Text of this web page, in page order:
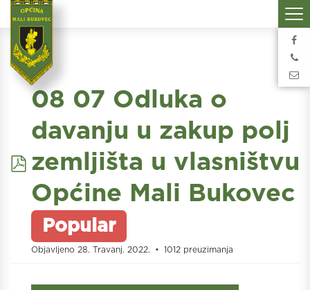
pdf
08 07 Odluka o
davanju u zakup polj
zemljišta u vlasništvu
Općine Mali Bukovec
Popular
Objavljeno 28. Travanj. 2022. 1012 preuzimanja